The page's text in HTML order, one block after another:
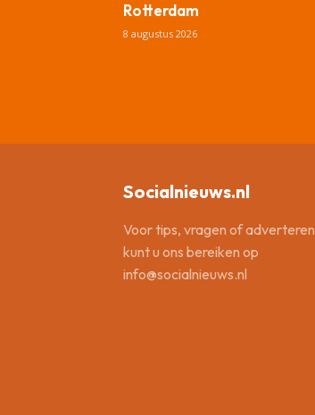
Rotterdam
8 augustus 2026
Socialnieuws.nl
Voor tips, vragen of adverteren
kunt u ons bereiken op
info@socialnieuws.nl